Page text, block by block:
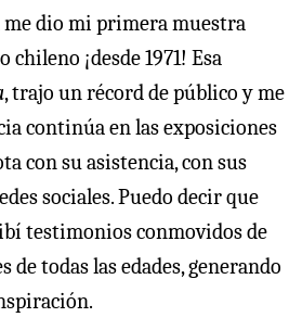
me dio mi primera muestra
¡desde 1971! Esa
, trajo un récord de público y me
continúa en las exposiciones
con su asistencia, con sus
sociales. Puedo decir que
testimonios conmovidos de
de todas las edades, generando